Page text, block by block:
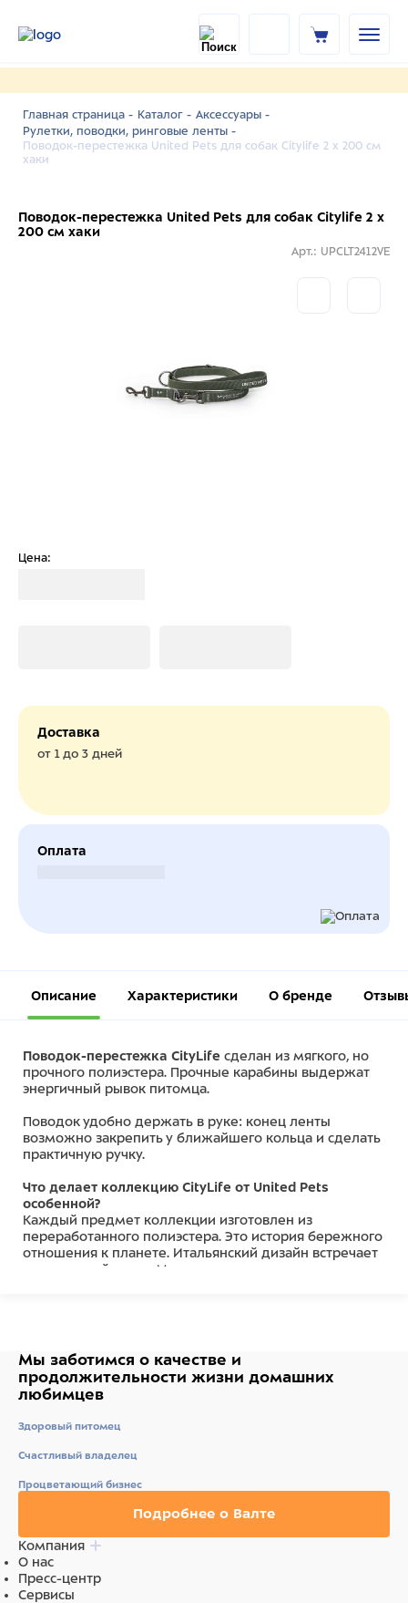
Главная страница - Каталог - Аксессуары -
Рулетки, поводки, ринговые ленты -
Поводок-перестежка United Pets для собак Citylife 2 х 200 см
хаки
Поводок-перестежка United Pets для собак Citylife 2 х
200 см хаки
Арт.: UPCLT2412VE
Цена:
Доставка
от 1 до 3 дней
Оплата
Описание Характеристики О бренде
Поводок-перестежка CityLife сделан из мягкого, но
прочного полиэстера. Прочные карабины выдержат
энергичный рывок питомца.
Поводок удобно держать в руке: конец ленты
возможно закрепить у ближайшего кольца и сделать
практичную ручку.
Что делает коллекцию CityLife от United Pets
особенной?
Каждый предмет коллекции изготовлен из
переработанного полиэстера. Это история бережного
отношения к планете. Итальянский дизайн встречает
утилитарный стиль. Минималистичные линии,
сумерках безопасными, а тисненый логотип United
Pets на фурнитуре добавит нотку премиальности
даже к повседневному образу.
Состав
Мы заботимся о качестве и
продолжительности жизни домашних
любимцев
Здоровый питомец
Счастливый владелец
Процветающий бизнес
Подробнее о Валте
Компания
О нас
Пресс-центр
Сервисы